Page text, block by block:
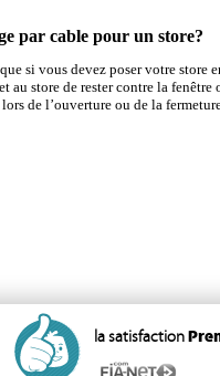
par cable pour un store?
si vous devez poser votre
au store de rester contre la
de l’ouverture ou de la
la satisfaction